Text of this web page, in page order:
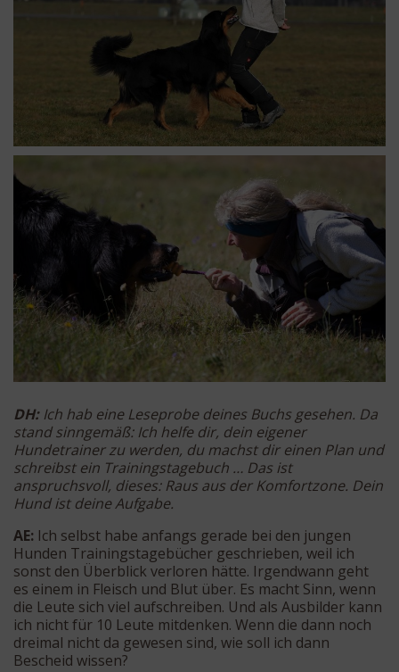
DH:Ich hab eine Leseprobe deines Buchs gesehen. Da
stand sinngemäß: Ich helfe dir, dein eigener
Hundetrainer zu werden, du machst dir einen Plan und
schreibst ein Trainingstagebuch … Das ist
anspruchsvoll, dieses: Raus aus der Komfortzone. Dein
Hund ist deine Aufgabe.
AE: Ich selbst habe anfangs gerade bei den jungen
Hunden Trainingstagebücher geschrieben, weil ich
sonst den Überblick verloren hätte. Irgendwann geht
es einem in Fleisch und Blut über. Es macht Sinn, wenn
die Leute sich viel aufschreiben. Und als Ausbilder kann
ich nicht für 10 Leute mitdenken. Wenn die dann noch
dreimal nicht da gewesen sind, wie soll ich dann
Bescheid wissen?